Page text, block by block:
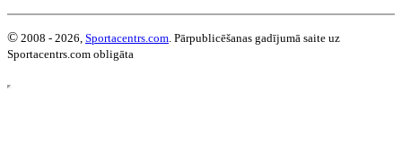
© 2008 - 2026, Sportacentrs.com. Pārpublicēšanas gadījumā saite uz
Sportacentrs.com obligāta